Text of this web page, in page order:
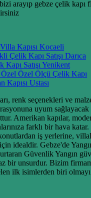
arayıp gebze çelik kapı
Kapısı Kocaeli
Çelik Kapı Satışı Darıca
Kapı Satışı Yenikent
Özel Ölçü Çelik Kapı
Kapısı Ustası
renk seçenekleri ve
uyum
Amerikan kapılar,
farklı bir hava
iş yerlerine,
idealdir. Gebze'de
Güvenlik Yangın
bir unsurdur. Bizim
ilk isimlerden biri olmayı